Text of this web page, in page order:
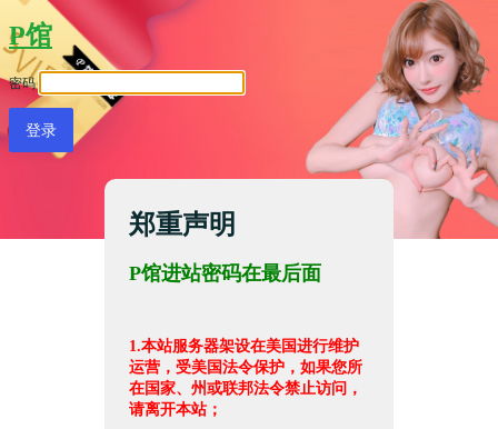
P馆
密码
郑重声明
P馆进站密码在最后面
1.本站服务器架设在美国进行维护
运营，受美国法令保护，如果您所
在国家、州或联邦法令禁止访问，
请离开本站；